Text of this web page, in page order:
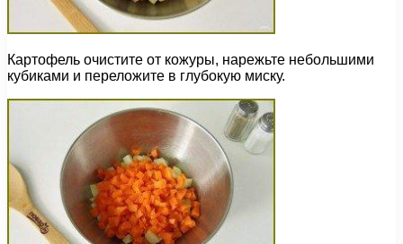
Картофель очистите от кожуры, нарежьте небольшими
кубиками и переложите в глубокую миску.